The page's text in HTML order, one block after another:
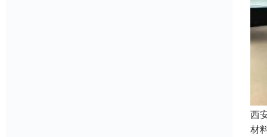
西
材